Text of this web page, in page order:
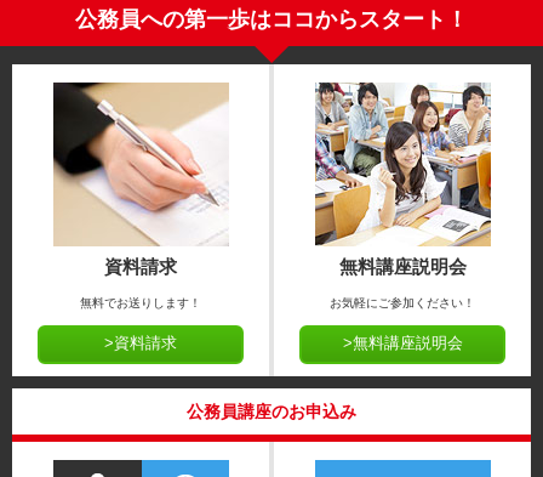
公務員への第一歩はココからスタート！
資料請求
無料でお送りします！
>資料請求
無料講座説明会
お気軽にご参加ください！
>無料講座説明会
公務員講座のお申込み